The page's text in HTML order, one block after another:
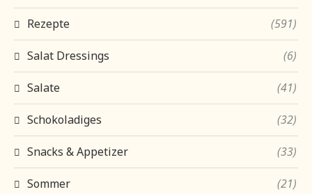
Rezepte (591)
Salat Dressings (6)
Salate (41)
Schokoladiges (32)
Snacks & Appetizer (33)
Sommer (21)